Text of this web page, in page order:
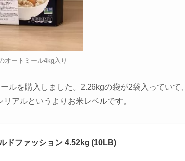
オートミール4kg入り
ルを購入しました。2.26kgの袋が2袋入っていて、
アルというよりお米レベルです。
ドファッション 4.52kg (10LB)